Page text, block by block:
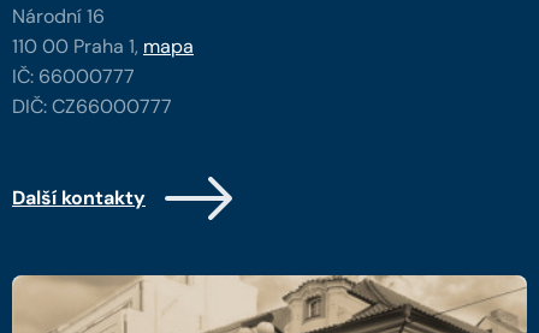
Národní 16
110 00 Praha 1, mapa
IČ: 66000777
DIČ: CZ66000777
Další kontakty